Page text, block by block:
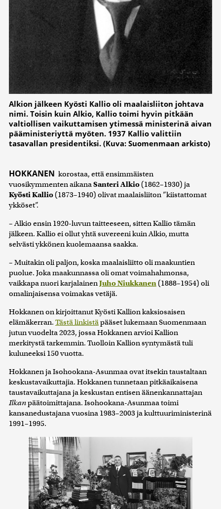
Alkion jälkeen Kyösti Kallio oli maalaisliiton johtava
nimi. Toisin kuin Alkio, Kallio toimi hyvin pitkään
valtiollisen vaikuttamisen ytimessä ministerinä aivan
pääministeriyttä myöten. 1937 Kallio valittiin
tasavallan presidentiksi. (Kuva: Suomenmaan arkisto)
HOKKANEN korostaa, että ensimmäisten
vuosikymmenten aikanaSanteri Alkio (1862–1930) ja
Kyösti Kallio (1873–1940) olivat maalaisliiton ”kiistattomat
ykköset”.
– Alkio ensin 1920-luvun taitteeseen, sitten Kallio tämän
jälkeen. Kallio ei ollut yhtä suvereeni kuin Alkio, mutta
selvästi ykkönen kuolemaansa saakka.
– Muitakin oli paljon, koska maalaisliitto oli maakuntien
puolue. Joka maakunnassa oli omat voimahahmonsa,
vaikkapa nuori karjalainenJuho Niukkanen (1888–1954) oli
omalinjaisensa voimakas vetäjä.
Hokkanen on kirjoittanut Kyösti Kallion kaksiosaisen
elämäkerran. Tästä linkistäpääset lukemaan Suomenmaan
jutun vuodelta 2023, jossa Hokkanen arvioi Kallion
merkitystä tarkemmin. Tuolloin Kallion syntymästä tuli
kuluneeksi 150 vuotta.
Hokkanen ja Isohookana-Asunmaa ovat itsekin taustaltaan
keskustavaikuttajia. Hokkanen tunnetaan pitkäaikaisena
taustavaikuttajana ja keskustan entisen äänenkannattajan
Ilkanpäätoimittajana. Isohookana-Asunmaa toimi
kansanedustajana vuosina 1983–2003 ja kulttuuriministerinä
1991–1995.